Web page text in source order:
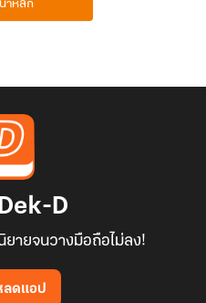
าหลัก
D
ายจนวางมือถือไม่ลง!
ลดแอป